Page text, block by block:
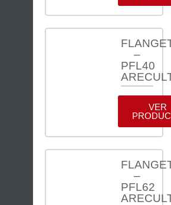
–
PFL40
VER
–
PFL62